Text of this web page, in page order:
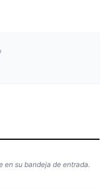
su bandeja de entrada.